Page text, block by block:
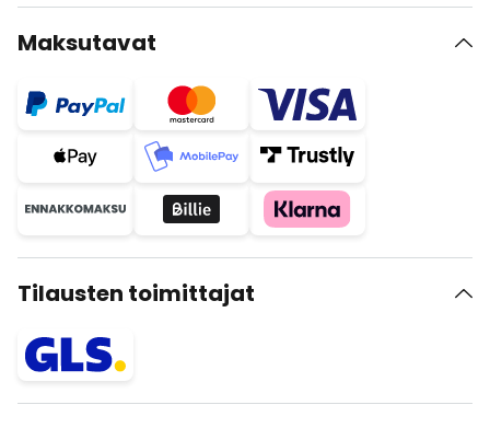
Maksutavat
Tilausten toimittajat